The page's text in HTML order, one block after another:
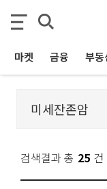
마켓 금융 부동
검색결과 총 25 건